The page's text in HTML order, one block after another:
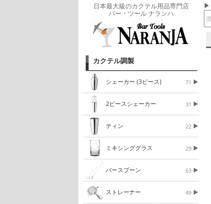
日本最大級のカクテル用品専門店
バー・ツール ナランハ
カクテル調製
シェーカー (3ピース) 71
2ピースシェーカー 31
ティン 22
ミキシンググラス 29
バースプーン 63
ストレーナー 49